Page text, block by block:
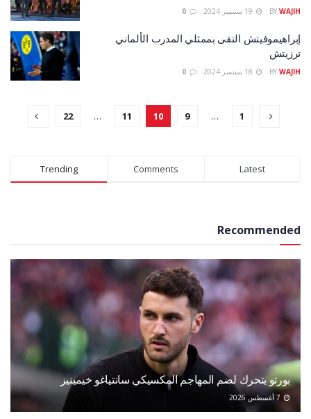
BY WAJIH
إبراهيموفيتش التقى بممثلي المدرب الألماني
ترزيتش
BY WAJIH
1
…
9
10
11
…
22
Trending Comments Latest
Recommended
بورتو يتحرك لضم المهاجم المكسيكي سانتياغو خيمينيز